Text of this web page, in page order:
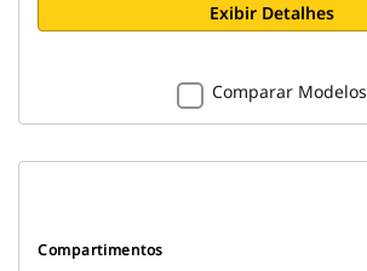
Exibir Detalhes
Comparar Modelos
Compartimentos